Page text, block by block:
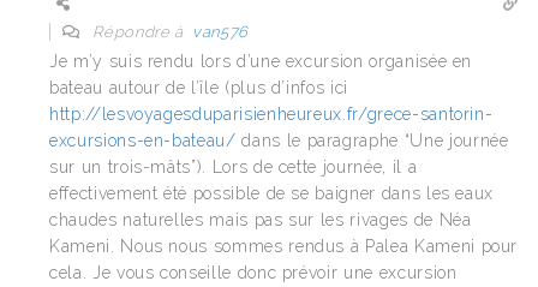
Répondre à van576
Je m’y suis rendu lors d’une excursion organisée en
bateau autour de l’île (plus d’infos ici
http://lesvoyagesduparisienheureux.fr/grece-santorin-
excursions-en-bateau/ dans le paragraphe “Une journée
sur un trois-mâts”). Lors de cette journée, il a
effectivement été possible de se baigner dans les eaux
chaudes naturelles mais pas sur les rivages de Néa
Kameni. Nous nous sommes rendus à Palea Kameni pour
cela. Je vous conseille donc prévoir une excursion